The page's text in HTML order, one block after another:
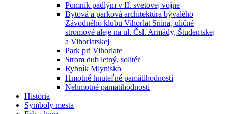
Pomník padlým v II. svetovej vojne
Bytová a parková architektúra bývalého
Závodného klubu Vihorlat Snina, uličné
stromové aleje na ul. Čsl. Armády, Študentskej
a Vihorlatskej
Park pri Vihorlate
Strom dub letný, solitér
Rybník Mlynisko
Hmotné hnuteľné pamätihodnosti
Nehmotné pamätihodnosti
História
Symboly mesta